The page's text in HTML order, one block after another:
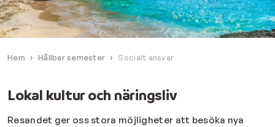
Hem Hållbar semester Socialt ansvar
Lokal kultur och näringsliv
Resandet ger oss stora möjligheter att besöka nya